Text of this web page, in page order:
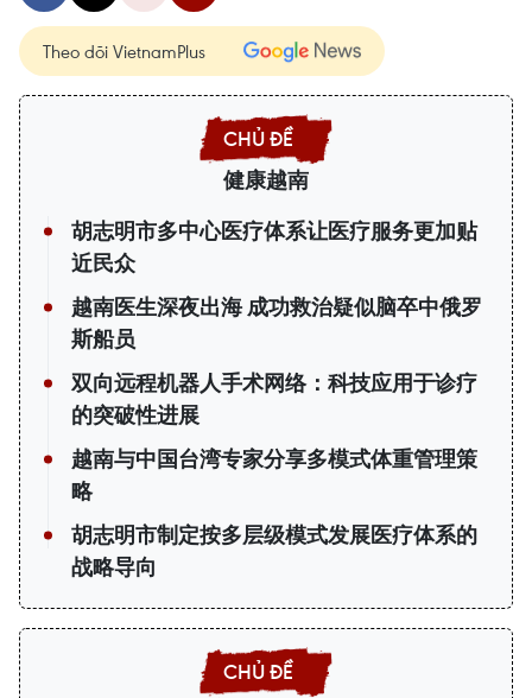
Theo dõi VietnamPlus
健康越南
胡志明市多中心医疗体系让医疗服务更加贴
近民众
越南医生深夜出海 成功救治疑似脑卒中俄罗
斯船员
双向远程机器人手术网络：科技应用于诊疗
的突破性进展
越南与中国台湾专家分享多模式体重管理策
略
胡志明市制定按多层级模式发展医疗体系的
战略导向